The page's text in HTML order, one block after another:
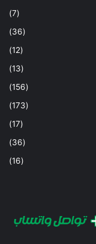
(7)
(36)
(12)
(13)
(156)
(173)
(17)
(36)
(16)